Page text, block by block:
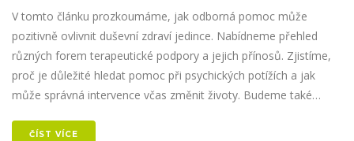
V tomto článku prozkoumáme, jak odborná pomoc může
pozitivně ovlivnit duševní zdraví jedince. Nabídneme přehled
různých forem terapeutické podpory a jejich přínosů. Zjistíme,
proč je důležité hledat pomoc při psychických potížích a jak
může správná intervence včas změnit životy. Budeme také
pohodě.
ČÍST VÍCE